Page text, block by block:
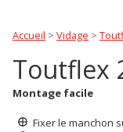
Accueil > Vidage >
Toutflex
Montage facile
Fixer le manchon